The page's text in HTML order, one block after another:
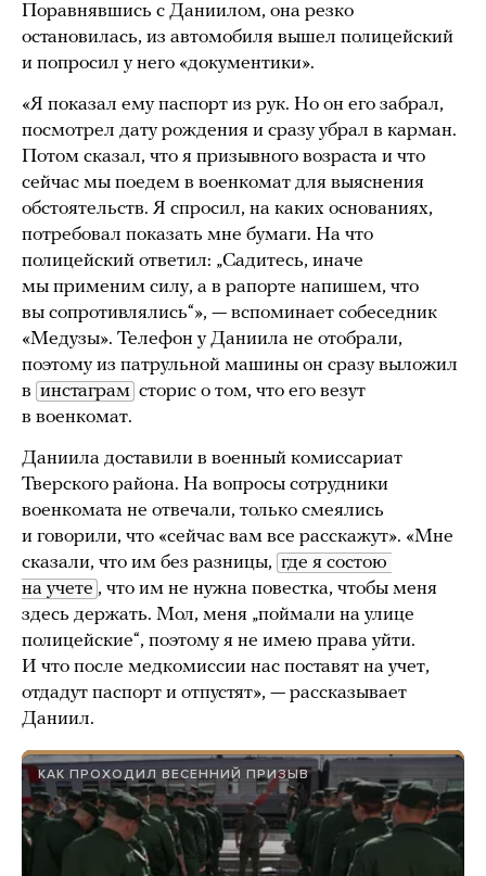
Поравнявшись с Даниилом, она резко
остановилась, из автомобиля вышел полицейский
и попросил у него «документики».
«Я показал ему паспорт из рук. Но он его забрал,
посмотрел дату рождения и сразу убрал в карман.
Потом сказал, что я призывного возраста и что
сейчас мы поедем в военкомат для выяснения
обстоятельств. Я спросил, на каких основаниях,
потребовал показать мне бумаги. На что
полицейский ответил: „Садитесь, иначе
мы применим силу, а в рапорте напишем, что
вы сопротивлялись“», — вспоминает собеседник
«Медузы». Телефон у Даниила не отобрали,
поэтому из патрульной машины он сразу выложил
в инстаграм сторис о том, что его везут
в военкомат.
Даниила доставили в военный комиссариат
Тверского района. На вопросы сотрудники
военкомата не отвечали, только смеялись
и говорили, что «сейчас вам все расскажут». «Мне
сказали, что им без разницы, где я состою
на учете , что им не нужна повестка, чтобы меня
здесь держать. Мол, меня „поймали на улице
полицейские“, поэтому я не имею права уйти.
И что после медкомиссии нас поставят на учет,
отдадут паспорт и отпустят», — рассказывает
Даниил.
КАК ПРОХОДИЛ ВЕСЕННИЙ ПРИЗЫВ